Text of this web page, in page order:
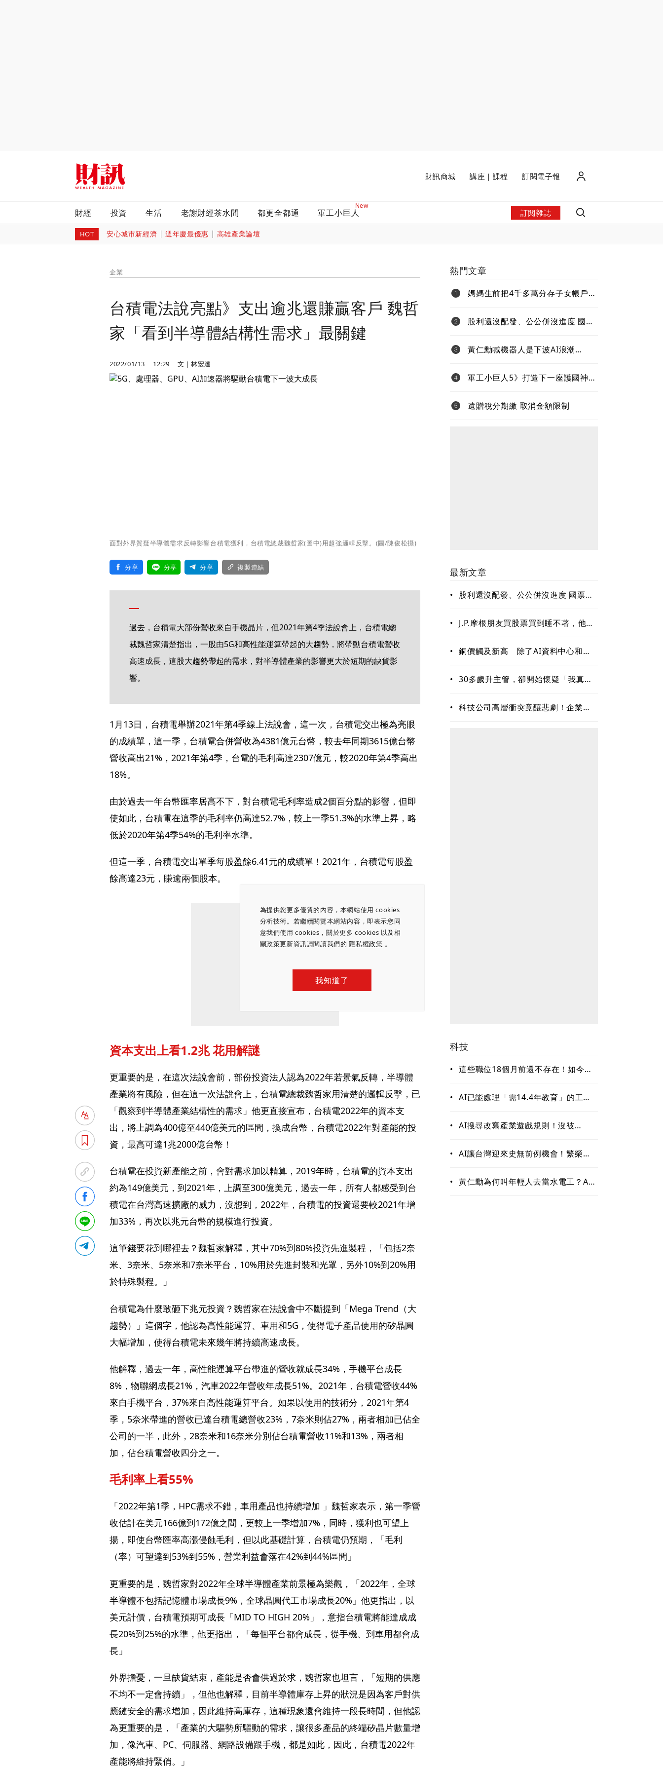
財訊商城 講座｜課程 訂閱電子報
財經 投資 生活 老謝財經茶水間 都更全都通
New
軍工小巨人 訂閱雜誌
為提供您更多優質的內容，本網站使用 cookies
分析技術。若繼續閱覽本網站內容，即表示您同
意我們使用 cookies，關於更多 cookies 以及相
關政策更新資訊請閱讀我們的 隱私權政策 。
我知道了
HOT 安心城市新經濟 週年慶最優惠 高雄產業論壇
企業
台積電法說亮點》支出逾兆還賺贏客戶 魏哲
家「看到半導體結構性需求」最關鍵
2022/01/13 12:29 文｜林宏達
面對外界質疑半導體需求反轉影響台積電獲利，台積電總裁魏哲家(圖中)用超強邏輯反擊。(圖/陳俊松攝)
分享 分享 分享 複製連結
過去，台積電大部份營收來自手機晶片，但2021年第4季法說會上，台積電總
裁魏哲家清楚指出，一股由5G和高性能運算帶起的大趨勢，將帶動台積電營收
高速成長，這股大趨勢帶起的需求，對半導體產業的影響更大於短期的缺貨影
響。
1月13日，台積電舉辦2021年第4季線上法說會，這一次，台積電交出極為亮眼
的成績單，這一季，台積電合併營收為4381億元台幣，較去年同期3615億台幣
營收高出21%，2021年第4季，台電的毛利高達2307億元，較2020年第4季高出
18%。
由於過去一年台幣匯率居高不下，對台積電毛利率造成2個百分點的影響，但即
使如此，台積電在這季的毛利率仍高達52.7%，較上一季51.3%的水準上昇，略
低於2020年第4季54%的毛利率水準。
但這一季，台積電交出單季每股盈餘6.41元的成績單！2021年，台積電每股盈
餘高達23元，賺逾兩個股本。
資本支出上看1.2兆 花用解謎
更重要的是，在這次法說會前，部份投資法人認為2022年若景氣反轉，半導體
產業將有風險，但在這一次法說會上，台積電總裁魏哲家用清楚的邏輯反擊，已
「觀察到半導體產業結構性的需求」他更直接宣布，台積電2022年的資本支
出，將上調為400億至440億美元的區間，換成台幣，台積電2022年對產能的投
資，最高可達1兆2000億台幣！
台積電在投資新產能之前，會對需求加以精算，2019年時，台積電的資本支出
約為149億美元，到2021年，上調至300億美元，過去一年，所有人都感受到台
積電在台灣高速擴廠的威力，沒想到，2022年，台積電的投資還要較2021年增
加33%，再次以兆元台幣的規模進行投資。
這筆錢要花到哪裡去？魏哲家解釋，其中70%到80%投資先進製程，「包括2奈
米、3奈米、5奈米和7奈米平台，10%用於先進封裝和光罩，另外10%到20%用
於特殊製程。」
台積電為什麼敢砸下兆元投資？魏哲家在法說會中不斷提到「Mega Trend（大
趨勢）」這個字，他認為高性能運算、車用和5G，使得電子產品使用的矽晶圓
大幅增加，使得台積電未來幾年將持續高速成長。
他解釋，過去一年，高性能運算平台帶進的營收就成長34%，手機平台成長
8%，物聯網成長21%，汽車2022年營收年成長51%。2021年，台積電營收44%
來自手機平台，37%來自高性能運算平台。如果以使用的技術分，2021年第4
季，5奈米帶進的營收已達台積電總營收23%，7奈米則佔27%，兩者相加已佔全
公司的一半，此外，28奈米和16奈米分別佔台積電營收11%和13%，兩者相
加，佔台積電營收四分之一。
毛利率上看55%
「2022年第1季，HPC需求不錯，車用產品也持續增加 」魏哲家表示，第一季營
收估計在美元166億到172億之間，更較上一季增加7%，同時，獲利也可望上
揚，即使台幣匯率高漲侵蝕毛利，但以此基礎計算，台積電仍預期，「毛利
（率）可望達到53%到55%，營業利益會落在42%到44%區間」
更重要的是，魏哲家對2022年全球半導體產業前景極為樂觀，「2022年，全球
半導體不包括記憶體市場成長9%，全球晶圓代工市場成長20%」他更指出，以
美元計價，台積電預期可成長「MID TO HIGH 20%」，意指台積電將能達成成
長20%到25%的水準，他更指出，「每個平台都會成長，從手機、到車用都會成
長」
外界擔憂，一旦缺貨結束，產能是否會供過於求，魏哲家也坦言，「短期的供應
不均不一定會持續」，但他也解釋，目前半導體庫存上昇的狀況是因為客戶對供
應鏈安全的需求增加，因此維持高庫存，這種現象還會維持一段長時間，但他認
為更重要的是，「產業的大驅勢所驅動的需求，讓很多產品的終端矽晶片數量增
加，像汽車、PC、伺服器、網路設備跟手機，都是如此，因此，台積電2022年
產能將維持緊俏。」
熱門文章
媽媽生前把4千多萬分存子女帳戶
股利還沒配發、公公併沒進度 國票
黃仁勳喊機器人是下波AI浪潮
軍工小巨人5》打造下一座護國神
鏈
遺贈稅分期繳 取消金額限制
最新文章
•
股利還沒配發、公公併沒進度 國票金
•
J.P.摩根朋友買股票買到睡不著，他只
賺錢的關鍵能力
• 銅價觸及新高 除了AI資料中心和電
• 30多歲升主管，卻開始懷疑「我真的
• 科技公司高層衝突竟釀悲劇！企業內
科技
• 這些職位18個月前還不存在！如今年
缺哪種人才？
• AI已能處理「需14.4年教育」的工
最值錢的是這些
• AI搜尋改寫產業遊戲規則！沒被
失」 品牌如何搶下話語權？
• AI讓台灣迎來史無前例機會！繁榮背
其衝
• 黃仁勳為何叫年輕人去當水電工？AI